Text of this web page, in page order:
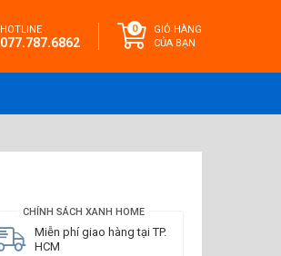
HOTLINE
077.787.6862
0
GIỎ HÀNG
CỦA BẠN
CHÍNH SÁCH XANH HOME
Miễn phí giao hàng tại TP.
HCM